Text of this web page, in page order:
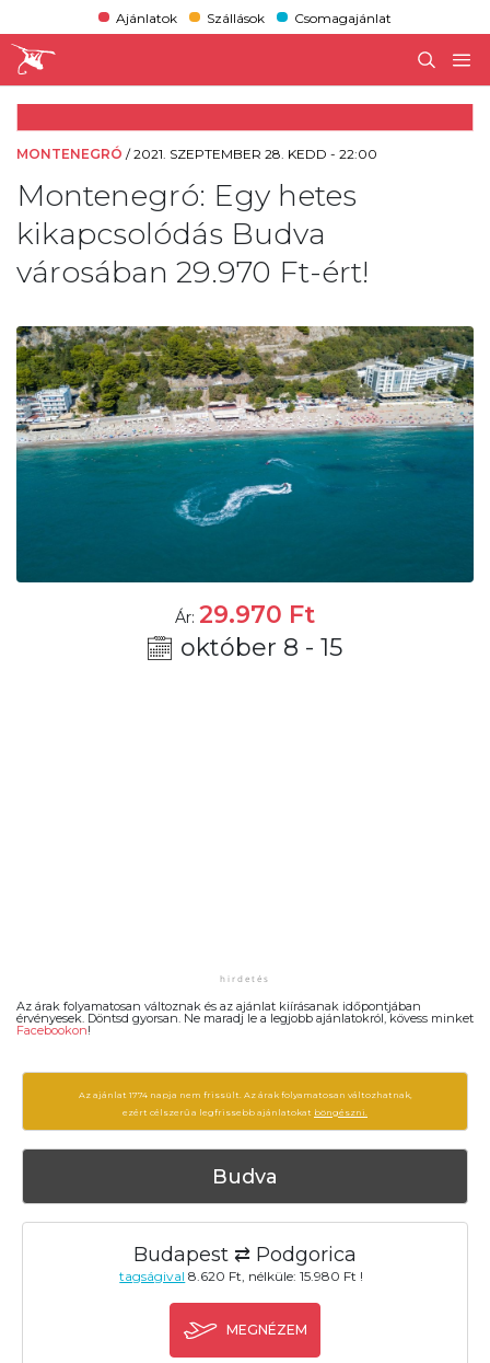
Ajánlatok Szállások Csomagajánlat
MONTENEGRÓ /2021. SZEPTEMBER 28. KEDD - 22:00
Montenegró: Egy hetes
kikapcsolódás Budva
városában 29.970 Ft-ért!
Ár: 29.970 Ft
október 8 - 15
Az árak folyamatosan változnak és az ajánlat kiírásanak időpontjában
érvényesek. Döntsd gyorsan. Ne maradj le a legjobb ajánlatokról, kövess minket
Facebookon!
Az ajánlat 1774 napja nem frissült. Az árak folyamatosan változhatnak,
ezért célszerű a legfrissebb ajánlatokat böngészni.
Budva
Budapest ⇄ Podgorica
tagságival 8.620 Ft, nélküle: 15.980 Ft !
MEGNÉZEM